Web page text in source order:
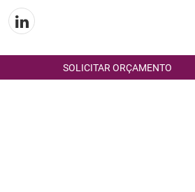
SOLICITAR ORÇAMENTO